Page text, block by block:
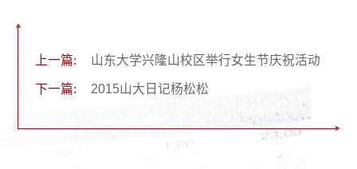
上一篇: 山东大学兴隆山校区举行女生节庆祝活动
下一篇: 2015山大日记杨松松